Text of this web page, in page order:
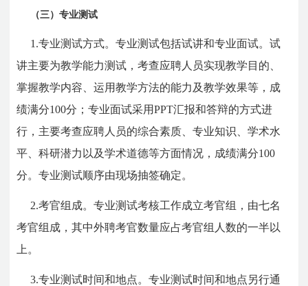
（三）专业测试
1.专业测试方式。专业测试包括试讲和专业面试。试
讲主要为教学能力测试，考查应聘人员实现教学目的、
掌握教学内容、运用教学方法的能力及教学效果等，成
绩满分100分；专业面试采用PPT汇报和答辩的方式进
行，主要考查应聘人员的综合素质、专业知识、学术水
平、科研潜力以及学术道德等方面情况，成绩满分100
分。专业测试顺序由现场抽签确定。
2.考官组成。专业测试考核工作成立考官组，由七名
考官组成，其中外聘考官数量应占考官组人数的一半以
上。
3.专业测试时间和地点。专业测试时间和地点另行通